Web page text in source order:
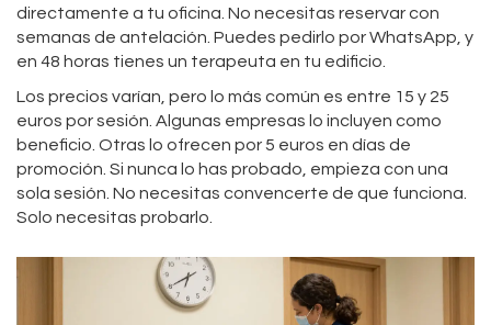
directamente a tu oficina. No necesitas reservar con
semanas de antelación. Puedes pedirlo por WhatsApp, y
en 48 horas tienes un terapeuta en tu edificio.
Los precios varían, pero lo más común es entre 15 y 25
euros por sesión. Algunas empresas lo incluyen como
beneficio. Otras lo ofrecen por 5 euros en días de
promoción. Si nunca lo has probado, empieza con una
sola sesión. No necesitas convencerte de que funciona.
Solo necesitas probarlo.